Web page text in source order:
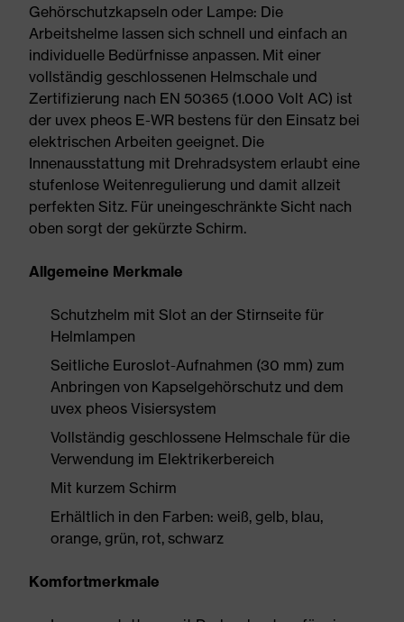
Gehörschutzkapseln oder Lampe: Die
Arbeitshelme lassen sich schnell und einfach an
individuelle Bedürfnisse anpassen. Mit einer
vollständig geschlossenen Helmschale und
Zertifizierung nach EN 50365 (1.000 Volt AC) ist
der uvex pheos E-WR bestens für den Einsatz bei
elektrischen Arbeiten geeignet. Die
Innenausstattung mit Drehradsystem erlaubt eine
stufenlose Weitenregulierung und damit allzeit
perfekten Sitz. Für uneingeschränkte Sicht nach
oben sorgt der gekürzte Schirm.
Allgemeine Merkmale
Schutzhelm mit Slot an der Stirnseite für
Helmlampen
Seitliche Euroslot-Aufnahmen (30 mm) zum
Anbringen von Kapselgehörschutz und dem
uvex pheos Visiersystem
Vollständig geschlossene Helmschale für die
Verwendung im Elektrikerbereich
Mit kurzem Schirm
Erhältlich in den Farben: weiß, gelb, blau,
orange, grün, rot, schwarz
Komfortmerkmale